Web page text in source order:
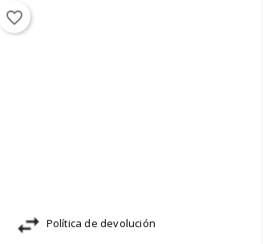
favorite_border
Política de devolución